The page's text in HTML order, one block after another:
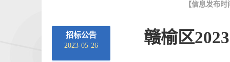
【信息发布
招标公告
2023-05-26 赣榆区